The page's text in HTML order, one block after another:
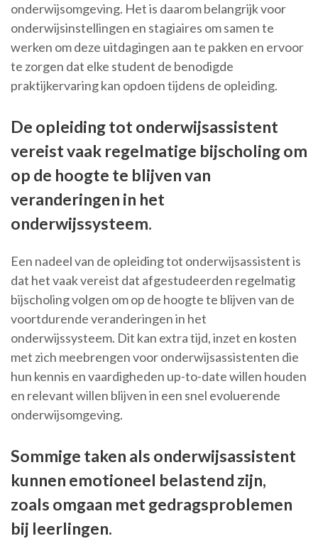
onderwijsomgeving. Het is daarom belangrijk voor
onderwijsinstellingen en stagiaires om samen te
werken om deze uitdagingen aan te pakken en ervoor
te zorgen dat elke student de benodigde
praktijkervaring kan opdoen tijdens de opleiding.
De opleiding tot onderwijsassistent
vereist vaak regelmatige bijscholing om
op de hoogte te blijven van
veranderingen in het
onderwijssysteem.
Een nadeel van de opleiding tot onderwijsassistent is
dat het vaak vereist dat afgestudeerden regelmatig
bijscholing volgen om op de hoogte te blijven van de
voortdurende veranderingen in het
onderwijssysteem. Dit kan extra tijd, inzet en kosten
met zich meebrengen voor onderwijsassistenten die
hun kennis en vaardigheden up-to-date willen houden
en relevant willen blijven in een snel evoluerende
onderwijsomgeving.
Sommige taken als onderwijsassistent
kunnen emotioneel belastend zijn,
zoals omgaan met gedragsproblemen
bij leerlingen.